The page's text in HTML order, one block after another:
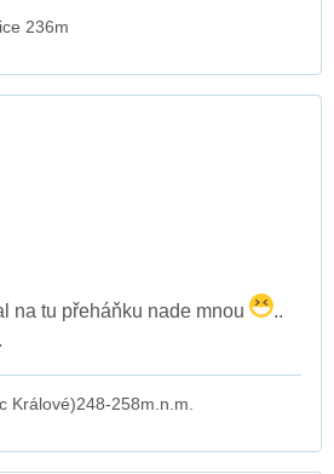
236m
na tu přeháňku nade mnou
..
Králové)248-258m.n.m.